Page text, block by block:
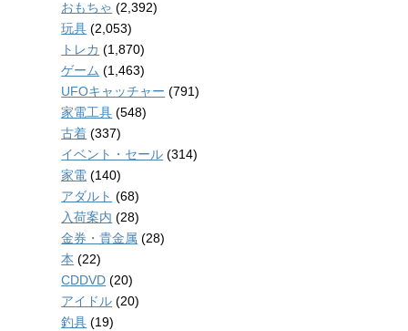
おもちゃ (2,392)
玩具 (2,053)
トレカ (1,870)
ゲーム (1,463)
UFOキャッチャー (791)
家電工具 (548)
古着 (337)
イベント・セール (314)
家電 (140)
アダルト (68)
入荷案内 (28)
金券・貴金属 (28)
本 (22)
CDDVD (20)
アイドル (20)
釣具 (19)